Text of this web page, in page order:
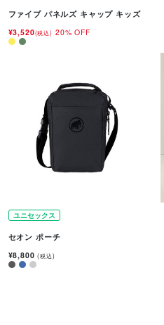
ファイブ パネルズ キャップ キッズ
¥3,520(税込) 20% OFF
ユニセックス
セオン ポーチ
¥8,800(税込)